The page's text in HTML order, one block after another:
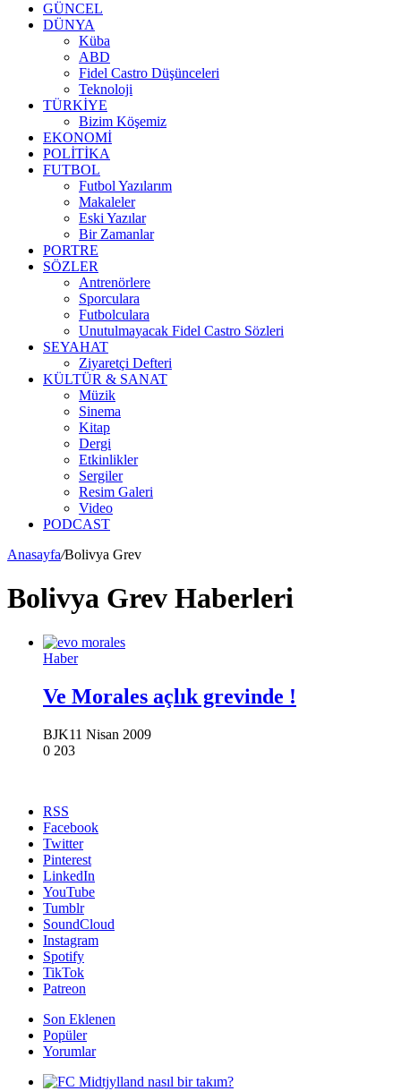
GÜNCEL
DÜNYA
Küba
ABD
Fidel Castro Düşünceleri
Teknoloji
TÜRKİYE
Bizim Köşemiz
EKONOMİ
POLİTİKA
FUTBOL
Futbol Yazılarım
Makaleler
Eski Yazılar
Bir Zamanlar
PORTRE
SÖZLER
Antrenörlere
Sporculara
Futbolculara
Unutulmayacak Fidel Castro Sözleri
SEYAHAT
Ziyaretçi Defteri
KÜLTÜR & SANAT
Müzik
Sinema
Kitap
Dergi
Etkinlikler
Sergiler
Resim Galeri
Video
PODCAST
Anasayfa/Bolivya Grev
Bolivya Grev Haberleri
Haber
Ve Morales açlık grevinde !
BJK11 Nisan 2009
0 203
RSS
Facebook
Twitter
Pinterest
LinkedIn
YouTube
Tumblr
SoundCloud
Instagram
Spotify
TikTok
Patreon
Son Eklenen
Popüler
Yorumlar